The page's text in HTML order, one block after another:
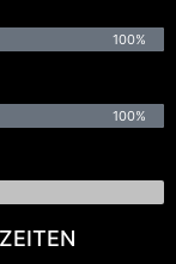
100%
100%